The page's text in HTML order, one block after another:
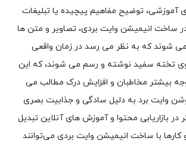
آموزشی، توضیح مفاهیم پیچیده یا تبلیغات
ساخت انیمیشن وایت بردی، تصاویر و متن‌ ها
شوند که به نظر می‌ رسد در زمان واقعی
تخته سفید نوشته و رسم می‌ شوند، که این
بیشتر مخاطبان و افزایش درک مطالب می‌
وایت برد به دلیل سادگی و جذابیت بصری
در بازاریابی محتوا و آموزش‌ های آنلاین تبدیل
با ساخت انیمیشن وایت بردی می‌توانند